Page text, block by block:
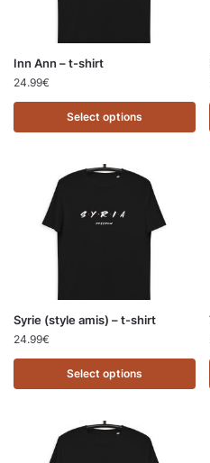
Inn Ann – t-shirt
24.99€
Select options
Syrie (style amis) – t-shirt
24.99€
Select options